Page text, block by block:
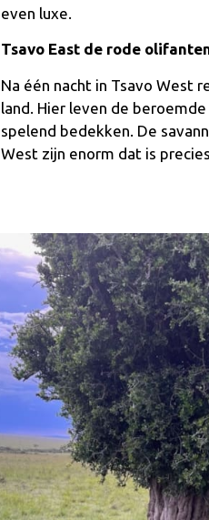
even luxe.
Tsavo East de rode
Na één nacht in Tsavo West
land. Hier leven de
spelend bedekken. De
West zijn enorm dat is